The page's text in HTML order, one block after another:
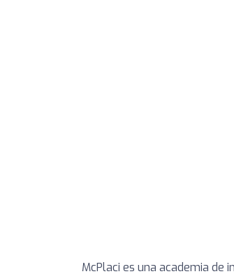
McPlaci es una academia de